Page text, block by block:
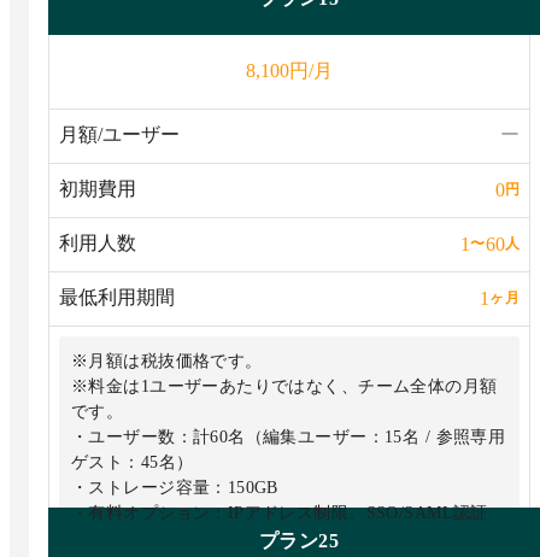
8,100円/月
月額/ユーザー ー
初期費用 0円
利用人数 1〜60人
最低利用期間 1 ヶ月
※月額は税抜価格です。
※料金は1ユーザーあたりではなく、チーム全体の月額
です。
・ユーザー数：計60名（編集ユーザー：15名 / 参照専用
ゲスト：45名）
・ストレージ容量：150GB
・有料オプション：IPアドレス制限、SSO/SAML認証
プラン25